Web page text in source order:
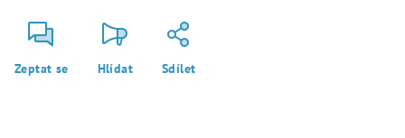
Zeptat se Hlídat Sdílet